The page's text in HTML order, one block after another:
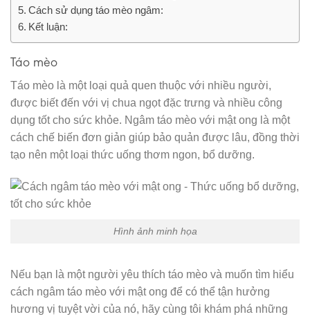
Cách sử dụng táo mèo ngâm:
Kết luận:
Táo mèo
Táo mèo là một loại quả quen thuộc với nhiều người,
được biết đến với vị chua ngọt đặc trưng và nhiều công
dụng tốt cho sức khỏe. Ngâm táo mèo với mật ong là một
cách chế biến đơn giản giúp bảo quản được lâu, đồng thời
tạo nên một loại thức uống thơm ngon, bổ dưỡng.
Hình ảnh minh họa
Nếu bạn là một người yêu thích táo mèo và muốn tìm hiểu
cách ngâm táo mèo với mật ong để có thể tận hưởng
hương vị tuyệt vời của nó, hãy cùng tôi khám phá những